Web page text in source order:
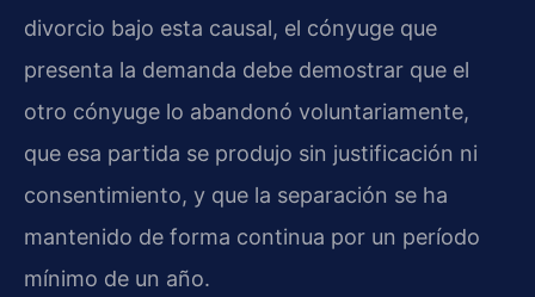
divorcio bajo esta causal, el cónyuge que
presenta la demanda debe demostrar que el
otro cónyuge lo abandonó voluntariamente,
que esa partida se produjo sin justificación ni
consentimiento, y que la separación se ha
mantenido de forma continua por un período
mínimo de un año.